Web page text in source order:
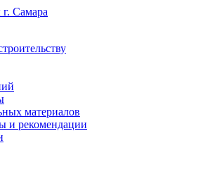
Самара
материалов
и рекомендации